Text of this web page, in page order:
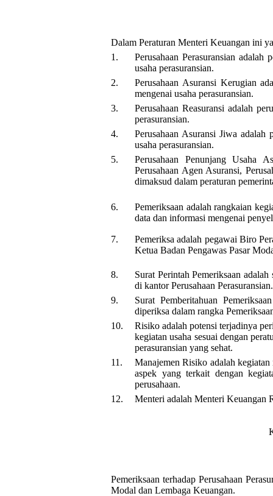
Dalam Peraturan Menteri Keuangan ini
1.
Perusahaan Perasuransian adalah
usaha perasuransian.
2.
Perusahaan Asuransi Kerugian
mengenai usaha perasuransian.
3.
Perusahaan Reasuransi adalah
perasuransian.
4.
Perusahaan Asuransi Jiwa adalah
usaha perasuransian.
5.
Perusahaan Penunjang Usaha
Perusahaan Agen Asuransi,
dimaksud dalam peraturan
6.
Pemeriksaan adalah rangkaian
data dan informasi mengenai
7.
Pemeriksa adalah pegawai Biro
Ketua Badan Pengawas Pasar
8.
Surat Perintah Pemeriksaan
di kantor Perusahaan Perasuransian.
9.
Surat Pemberitahuan
diperiksa dalam rangka
10.
Risiko adalah potensi terjadinya
kegiatan usaha sesuai dengan
perasuransian yang sehat.
11.
Manajemen Risiko adalah
aspek yang terkait dengan
perusahaan.
12.
Menteri adalah Menteri Keuangan
Pemeriksaan terhadap Perusahaan
Modal dan Lembaga Keuangan.